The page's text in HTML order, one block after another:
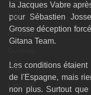
Farr 30
ORMA60
D35
Farr 280
la Jacques Vabre
pour Sébastien
Grosse déception
Gitana Team.
Les conditions
de l'Espagne, mais
non plus. Surtout